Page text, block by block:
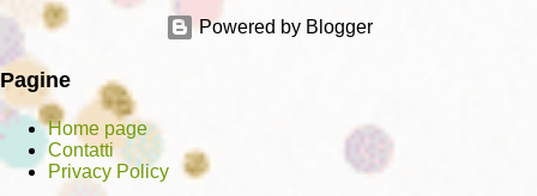
Powered by Blogger
Pagine
Home page
Contatti
Privacy Policy